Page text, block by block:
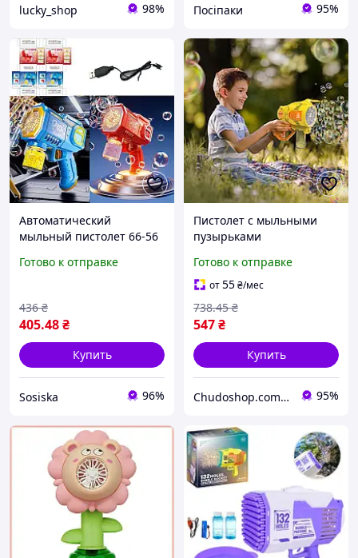
lucky_shop 98% Посіпаки 95%
Автоматический
мыльный пистолет 66-56
цветами
Готово к отправке
405.48₴
436 ₴
Купить
Sosiska 96%
Пистолет с мыльными
пузырьками
зарядка 57 отверстий для
пузырьков стильный
дизайн для
Готово к отправке
от55₴/мес
547₴
738.45 ₴
Купить
Chudoshop.com.ua 95%